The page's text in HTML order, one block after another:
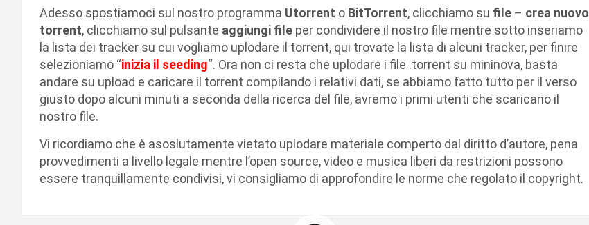
Adesso spostiamoci sul nostro programma Utorrent o BitTorrent, clicchiamo su file – crea nuovo
torrent, clicchiamo sul pulsante aggiungi file per condividere il nostro file mentre sotto inseriamo
la lista dei tracker su cui vogliamo uplodare il torrent, qui trovate la lista di alcuni tracker, per finire
selezioniamo “inizia il seeding“. Ora non ci resta che uplodare i file .torrent su mininova, basta
andare su upload e caricare il torrent compilando i relativi dati, se abbiamo fatto tutto per il verso
giusto dopo alcuni minuti a seconda della ricerca del file, avremo i primi utenti che scaricano il
nostro file.
Vi ricordiamo che è asoslutamente vietato uplodare materiale comperto dal diritto d’autore, pena
provvedimenti a livello legale mentre l’open source, video e musica liberi da restrizioni possono
essere tranquillamente condivisi, vi consigliamo di approfondire le norme che regolato il copyright.